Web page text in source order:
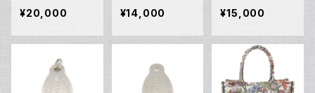
トラス キューブ
ペンダント ネッ
クレス シルバー
ーン Y05237
¥20,000
ルサペレッティ
スモールクロス
ペンダント ネッ
925 アズキチェ
ーン Y05236
¥14,000
ターントゥ ラウ
ンドタグ ネック
レス シルバー92
5 アズキチェー
ン Y05235
¥15,000